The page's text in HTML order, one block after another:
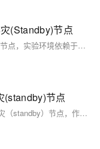
(Standby)节点
本文介绍了如何激活PolarDB容灾（Standby）节点，实验环境依赖于Docker容器中用loop设备模拟共享存储。通过`pg_ctl promote`命令可以将Standby节点提升为主节点，使其能够接收读写请求。激活后，原Standby节点不能再成为PolarDB集群的Standby节点。建议删除对应的复制槽位以避免WAL文件堆积。相关操作和配置请参考系列文章及视频教程。
(standby)节点
本文介绍了如何在macOS中搭建PolarDB的容灾（standby）节点，作为“穷鬼玩PolarDB RAC一写多读集群”系列的一部分。基于前一篇通过Docker和loop设备模拟共享存储的经验，本文详细描述了创建虚拟磁盘、启动容器、配置网络、格式化磁盘、备份数据及配置standby节点的具体步骤。